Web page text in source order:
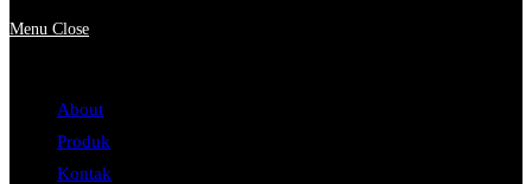
Menu Close
About
Produk
Kontak